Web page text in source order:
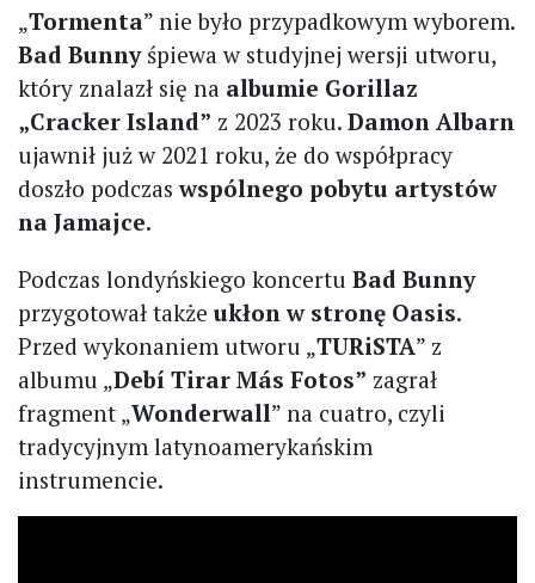
„Tormenta” nie było przypadkowym wyborem.
Bad Bunnyśpiewa w studyjnej wersji utworu,
który znalazł się na albumie Gorillaz
„Cracker Island” z 2023 roku. Damon Albarn
ujawnił już w 2021 roku, że do współpracy
doszło podczaswspólnego pobytu artystów
na Jamajce.
Podczas londyńskiego koncertu Bad Bunny
przygotował także ukłon w stronę Oasis.
Przed wykonaniem utworu „TURiSTA” z
albumu „Debí Tirar Más Fotos” zagrał
fragment „Wonderwall” na cuatro, czyli
tradycyjnym latynoamerykańskim
instrumencie.